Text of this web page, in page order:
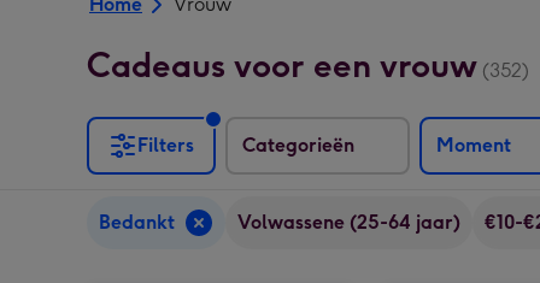
Cadeaus voor een vrouw (352)
Filters Categorieën Moment
Bedankt Volwassene (25-64 jaar) €10-